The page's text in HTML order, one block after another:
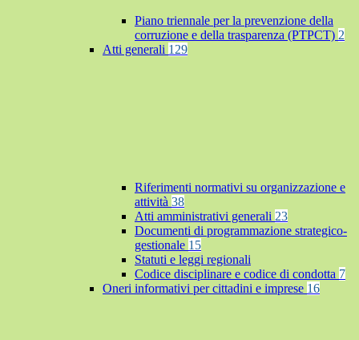
Piano triennale per la prevenzione della
corruzione e della trasparenza (PTPCT) 2
Atti generali 129
Riferimenti normativi su organizzazione e
attività 38
Atti amministrativi generali 23
Documenti di programmazione strategico-
gestionale 15
Statuti e leggi regionali
Codice disciplinare e codice di condotta 7
Oneri informativi per cittadini e imprese 16